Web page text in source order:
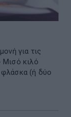
για τις
Μισό κιλό
φλάσκα (ή δύο